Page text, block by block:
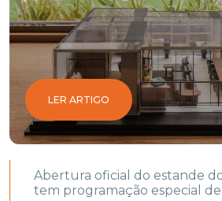
LER ARTIGO
Abertura oficial do estande
tem programação especial